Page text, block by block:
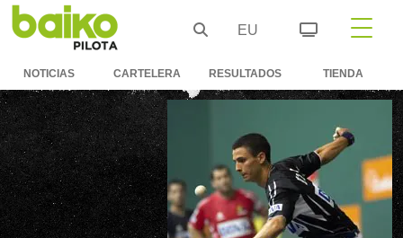
EU
NOTICIAS CARTELERA RESULTADOS TIENDA